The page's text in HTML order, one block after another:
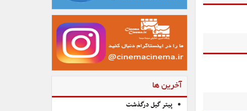
آخرین ها
پیتر گیل درگذشت